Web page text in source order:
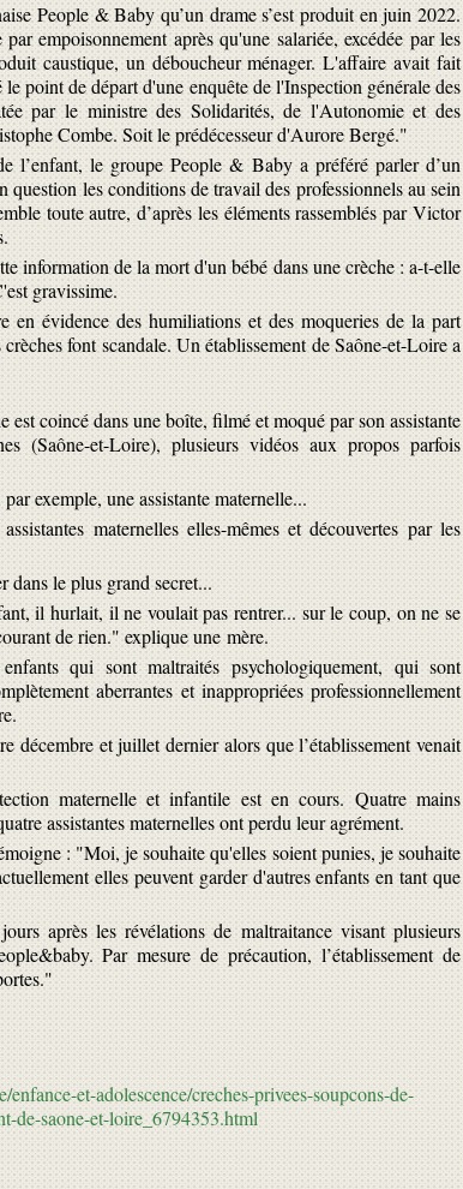
People & Baby qu’un drame s’est produit en juin 2022.
empoisonnement après qu'une salariée, excédée par les
caustique, un déboucheur ménager. L'affaire avait fait
point de départ d'une enquête de l'Inspection générale des
par le ministre des Solidarités, de l'Autonomie et des
Combe. Soit le prédécesseur d'Aurore Bergé."
l’enfant, le groupe People & Baby a préféré parler d’un
question les conditions de travail des professionnels au sein
toute autre, d’après les éléments rassemblés par Victor
information de la mort d'un bébé dans une crèche : a-t-elle
gravissime.
en évidence des humiliations et des moqueries de la part
crèches font scandale. Un établissement de Saône-et-Loire a
est coincé dans une boîte, filmé et moqué par son assistante
(Saône-et-Loire), plusieurs vidéos aux propos parfois
exemple, une assistante maternelle...
maternelles elles-mêmes et découvertes par les
dans le plus grand secret...
il hurlait, il ne voulait pas rentrer... sur le coup, on ne se
de rien." explique une mère.
qui sont maltraités psychologiquement, qui sont
aberrantes et inappropriées professionnellement
décembre et juillet dernier alors que l’établissement venait
maternelle et infantile est en cours. Quatre mains
assistantes maternelles ont perdu leur agrément.
: "Moi, je souhaite qu'elles soient punies, je souhaite
elles peuvent garder d'autres enfants en tant que
après les révélations de maltraitance visant plusieurs
Par mesure de précaution, l’établissement de
et-adolescence/creches-privees-soupcons-de-
de-saone-et-loire_6794353.html